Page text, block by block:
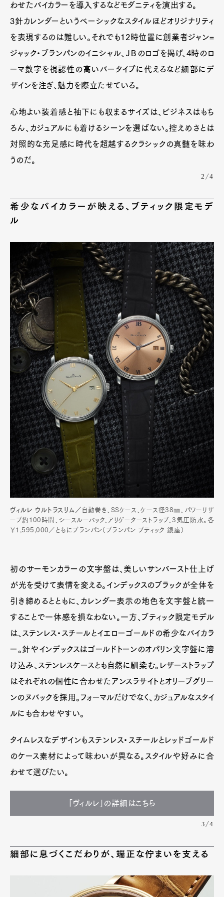
Official Columnist
About
Contact
わせたバイカラーを導入するなどモダニティを演出する。
3針カレンダーというベーシックなスタイルほどオリジナリティ
を表現するのは難しい。それでも12時位置に創業者ジャン=
ジャック・ブランパンのイニシャル、ＪＢのロゴを掲げ、4時のロ
ーマ数字を視認性の高いバータイプに代えるなど細部にデ
ザインを注ぎ、魅力を際立たせている。
心地よい装着感と袖下にも収まるサイズは、ビジネスはもち
ろん、カジュアルにも着けるシーンを選ばない。控えめさとは
対照的な充足感に時代を超越するクラシックの真髄を味わ
うのだ。
2/4
希少なバイカラーが映える、ブティック限定モデ
ル
ヴィルレ ウルトラスリム／ 自動巻き、SSケース、ケース径38㎜、パワーリザ
ーブ約100時間、シースルーバック、アリゲーターストラップ、3気圧防水。各
￥1,595,000／ともにブランパン（ブランパン ブティック 銀座）
初のサーモンカラーの文字盤は、美しいサンバースト仕上げ
が光を受けて表情を変える。インデックスのブラックが全体を
引き締めるとともに、カレンダー表示の地色を文字盤と統一
することで一体感を損なわない。一方、ブティック限定モデル
は、ステンレス・スチールとイエローゴールドの希少なバイカラ
ー。針やインデックスはゴールドトーンのオパリン文字盤に溶
け込み、ステンレスケースとも自然に馴染む。レザーストラップ
はそれぞれの個性に合わせたアンスラサイトとオリーブグリー
ンのヌバックを採用。フォーマルだけでなく、カジュアルなスタイ
ルにも合わせやすい。
タイムレスなデザインもステンレス・スチールとレッドゴールド
のケース素材によって味わいが異なる。スタイルや好みに合
わせて選びたい。
「ヴィルレ」の詳細はこちら
3/4
細部に息づくこだわりが、端正な佇まいを支える